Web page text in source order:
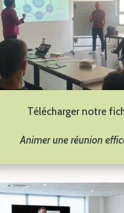
Télécharger notre
Animer une réunion